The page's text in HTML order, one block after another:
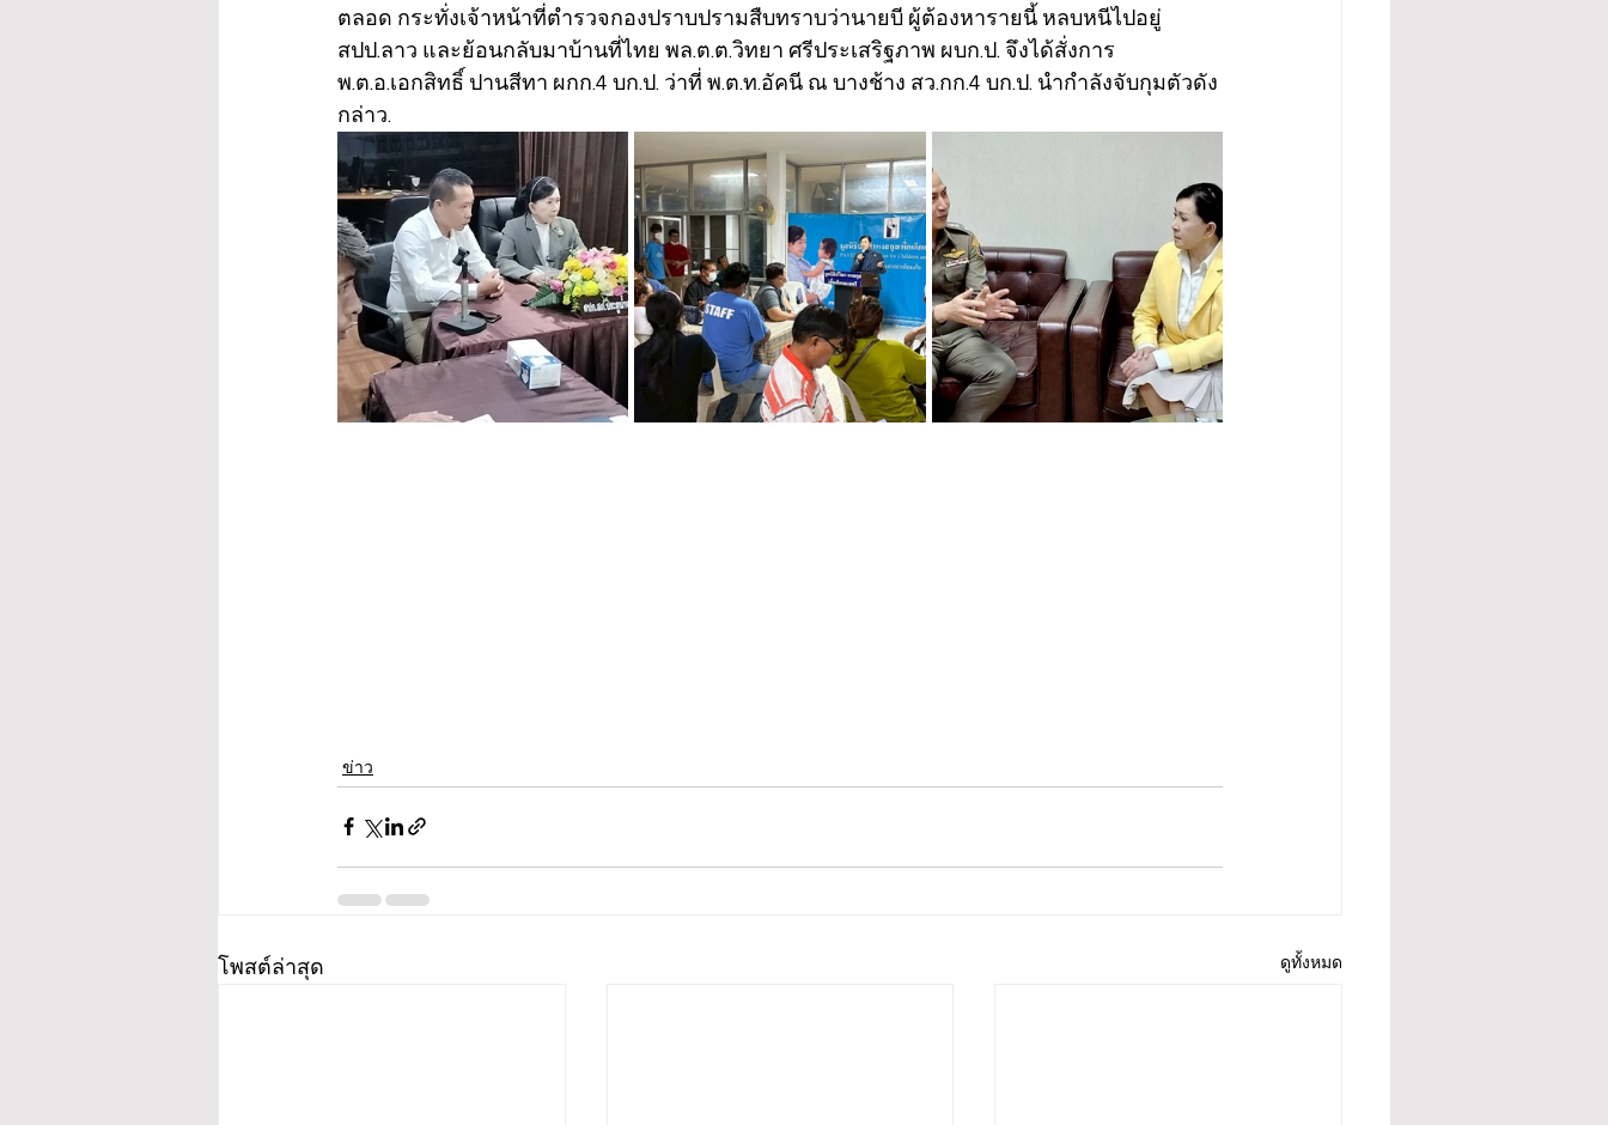
ตลอด กระทั่งเจ้าหน้าที่ตำรวจกองปราบปรามสืบทราบว่านายบี ผู้ต้องหารายนี้ หลบหนีไปอยู่
สปป.ลาว และย้อนกลับมาบ้านที่ไทย พล.ต.ต.วิทยา ศรีประเสริฐภาพ ผบก.ป. จึงได้สั่งการ
พ.ต.อ.เอกสิทธิ์ ปานสีทา ผกก.4 บก.ป. ว่าที่ พ.ต.ท.อัคนี ณ บางช้าง สว.กก.4 บก.ป. นำกำลังจับกุมตัวดัง
กล่าว.
ข่าว
โพสต์ล่าสุด ดูทั้งหมด